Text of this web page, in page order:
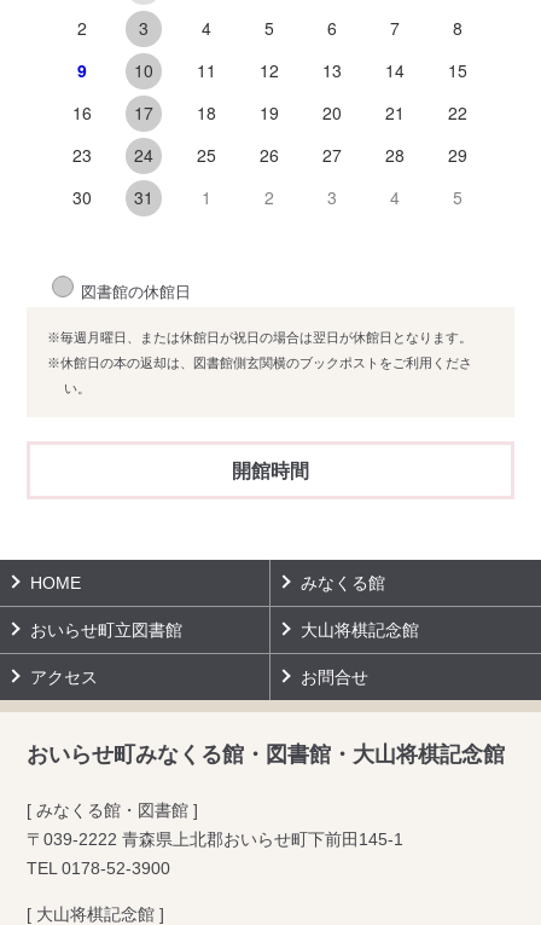
2
3 4 5 6 7
8
9
10 11 12 13 14
15
16
17 18 19 20 21
22
23
24 25 26 27 28
29
30
31 1 2 3 4 5
図書館の休館日
※毎週月曜日、または休館日が祝日の場合は翌日が休館日となります。
※休館日の本の返却は、図書館側玄関横のブックポストをご利用くださ
い。
開館時間
HOME みなくる館
おいらせ町立図書館 大山将棋記念館
アクセス お問合せ
おいらせ町みなくる館・図書館・大山将棋記念館
[ みなくる館・図書館 ]
〒039-2222 青森県上北郡おいらせ町下前田145-1
TEL0178-52-3900
[ 大山将棋記念館 ]